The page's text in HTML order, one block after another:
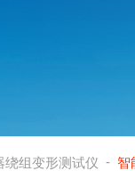
绕组变形测试仪 - 智